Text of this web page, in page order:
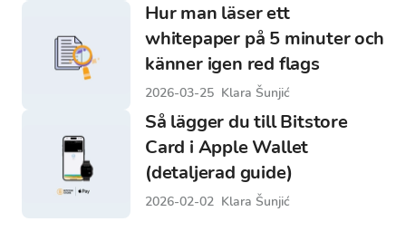
Hur man läser ett
whitepaper på 5 minuter och
känner igen red flags
2026-03-25 Klara Šunjić
Så lägger du till Bitstore
Card i Apple Wallet
(detaljerad guide)
2026-02-02 Klara Šunjić